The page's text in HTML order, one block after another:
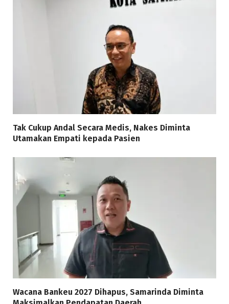
Tak Cukup Andal Secara Medis, Nakes Diminta
Utamakan Empati kepada Pasien
Wacana Bankeu 2027 Dihapus, Samarinda Diminta